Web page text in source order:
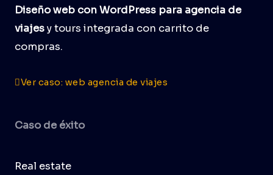
Diseño web con WordPress para agencia de
viajesy tours integrada con carrito de
compras.
Ver caso: web agencia de viajes
Caso de éxito
Real estate